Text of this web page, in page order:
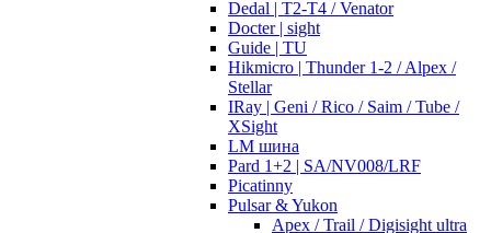
Dedal | T2-T4 / Venator
Docter | sight
Guide | TU
Hikmicro | Thunder 1-2 / Alpex /
Stellar
IRay | Geni / Rico / Saim / Tube /
XSight
LM шина
Pard 1+2 | SA/NV008/LRF
Picatinny
Pulsar & Yukon
Apex / Trail / Digisight ultra